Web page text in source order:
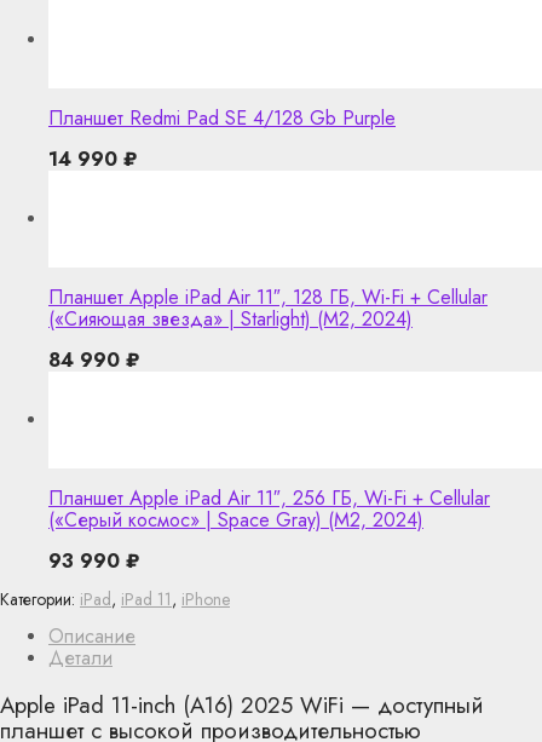
Описание
Детали
Apple iPad 11-inch (A16) 2025 WiFi — доступный
планшет с высокой производительностью
Категории: iPad, iPad 11, iPhone
Планшет Redmi Pad SE 4/128 Gb Purple
14 990 ₽
Планшет Apple iPad Air 11″, 128 ГБ, Wi-Fi + Cellular
(«Сияющая звезда» | Starlight) (M2, 2024)
84 990 ₽
Планшет Apple iPad Air 11″, 256 ГБ, Wi-Fi + Cellular
(«Серый космос» | Space Gray) (M2, 2024)
93 990 ₽